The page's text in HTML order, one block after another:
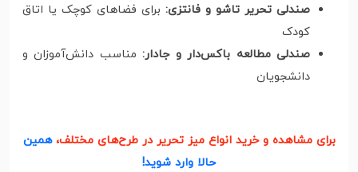
صندلی تحریر تاشو و فانتزی: برای فضاهای کوچک یا اتاق
کودک
صندلی مطالعه باکس‌دار و جادار: مناسب دانش‌آموزان و
دانشجویان
برای مشاهده و خرید انواع میز تحریر در طرح‌های مختلف،همین
حالا وارد شوید!